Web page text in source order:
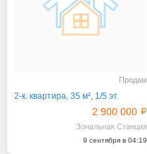
Продам
2-к. квартира, 35 м², 1/5 эт.
2 900 000
Зональная Станция
9 сентября в 04:19